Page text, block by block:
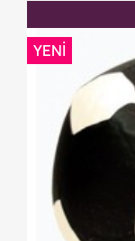
YENI